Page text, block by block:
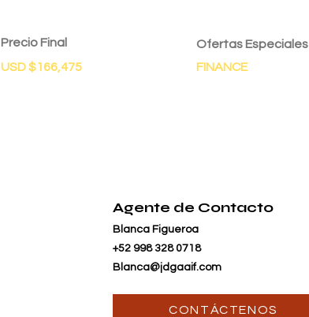
Precio Final Ofertas Especiales
USD $166,475 FINANCE
Agente de Contacto
Blanca Figueroa
+52 998 328 0718
Blanca@jdgaaif.com
CONTÁCTENOS